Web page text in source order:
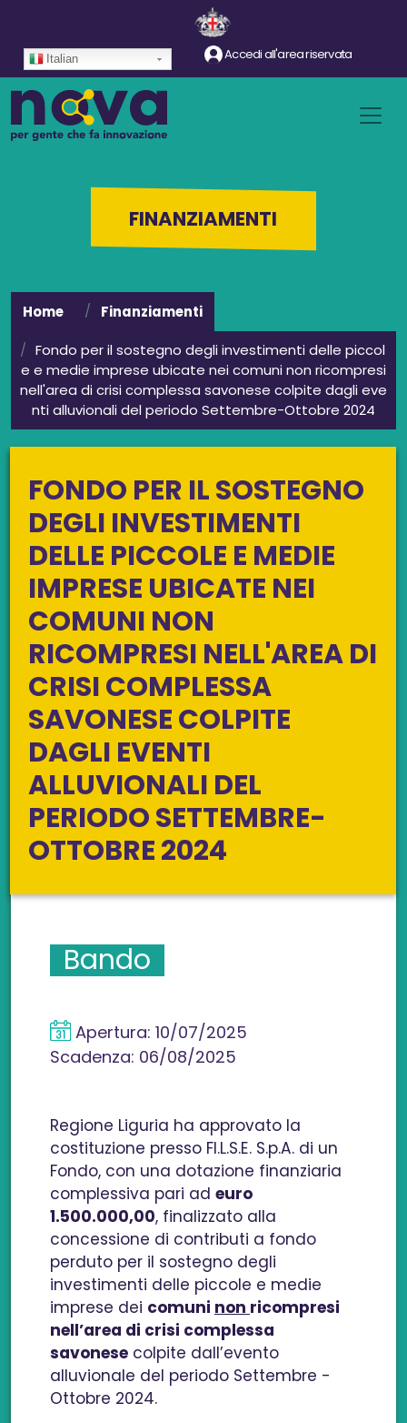
Salta al contenuto principale
Italian Accedi all'area riservata
FINANZIAMENTI
Home
Finanziamenti
Fondo per il sostegno degli investimenti delle piccol
e e medie imprese ubicate nei comuni non ricompresi
nell'area di crisi complessa savonese colpite dagli eve
nti alluvionali del periodo Settembre-Ottobre 2024
FONDO PER IL SOSTEGNO
DEGLI INVESTIMENTI
DELLE PICCOLE E MEDIE
IMPRESE UBICATE NEI
COMUNI NON
RICOMPRESI NELL'AREA DI
CRISI COMPLESSA
SAVONESE COLPITE
DAGLI EVENTI
ALLUVIONALI DEL
PERIODO SETTEMBRE-
OTTOBRE 2024
Bando
Apertura: 10/07/2025
Scadenza: 06/08/2025
Regione Liguria ha approvato la
costituzione presso FI.L.S.E. S.p.A. di un
Fondo, con una dotazione finanziaria
complessiva pari ad euro
1.500.000,00, finalizzato alla
concessione di contributi a fondo
perduto per il sostegno degli
investimenti delle piccole e medie
imprese dei comuni non ricompresi
nell’area di crisi complessa
savonese colpite dall’evento
alluvionale del periodo Settembre -
Ottobre 2024.